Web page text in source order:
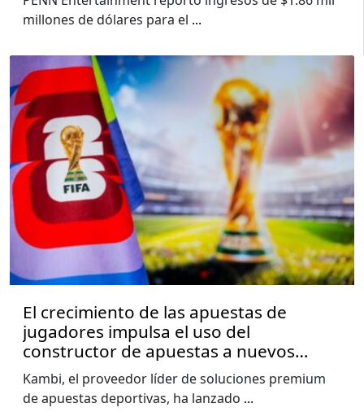
millones de dólares para el ...
El crecimiento de las apuestas de
jugadores impulsa el uso del
constructor de apuestas a nuevos
niveles, muestra el informe de la Copa
del Mundo de Kambi
Kambi, el proveedor líder de soluciones premium
de apuestas deportivas, ha lanzado ...